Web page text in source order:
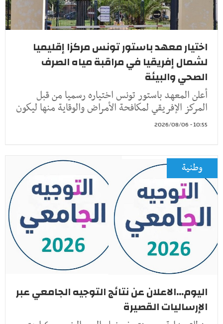
اختيار معهد باستور تونس مركزا إقليميا
لشمال إفريقيا في مراقبة مياه الصرف
الصحي والبيئة
أعلن المعهد باستور تونس اختياره رسميا من قبل
المركز الإفريقي لمكافحة الأمراض والوقاية منها ليكون
10:55 - 2026/08/06
وطنية
اليوم...الاعلان عن نتائج التوجيه الجامعي عبر
الإرساليات القصيرة